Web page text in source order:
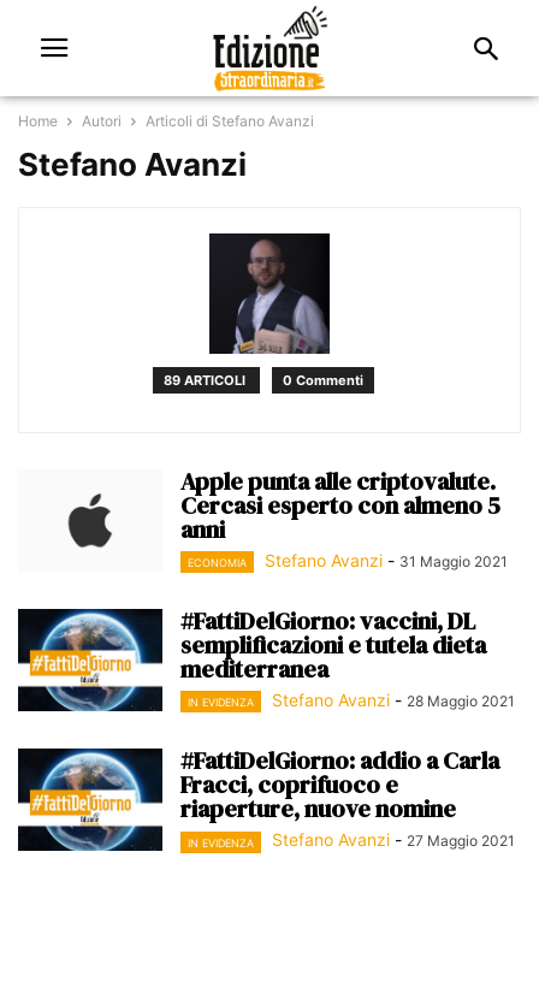
Home Autori Articoli di Stefano Avanzi
Stefano Avanzi
89 ARTICOLI 0 Commenti
Apple punta alle criptovalute.
Cercasi esperto con almeno 5
anni
ECONOMIA Stefano Avanzi - 31 Maggio 2021
#FattiDelGiorno: vaccini, DL
semplificazioni e tutela dieta
mediterranea
IN EVIDENZA Stefano Avanzi - 28 Maggio 2021
#FattiDelGiorno: addio a Carla
Fracci, coprifuoco e
riaperture, nuove nomine
IN EVIDENZA Stefano Avanzi - 27 Maggio 2021